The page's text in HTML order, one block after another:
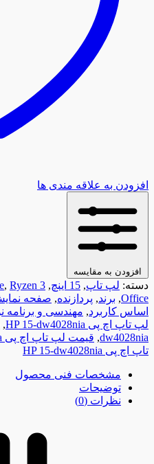
افزودن به علاقه مندی ها
افزودن به مقایسه
دسته: لپ تاپ, 15 اینچ ,
, Ryzen 3
Office
, برند, پردازنده, صفحه
اساس کاربرد, مهندسی و برنامه
لپ تاپ اچ پی HP 15-dw4028nia
,
dw4028nia
, قیمت لپ تاپ اچ پی HP 15-dw4028nia
تاپ اچ پی HP 15-dw4028nia
مشخصات فنی محصول
توضیحات
نظرات (0)